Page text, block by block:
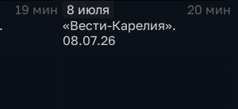
19 мин
8 июля
20 мин
«Вести-Карелия».
08.07.26